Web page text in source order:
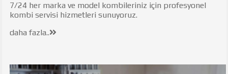
7/24 her marka ve model kombileriniz için profesyonel
kombi servisi hizmetleri sunuyoruz.
daha fazla..